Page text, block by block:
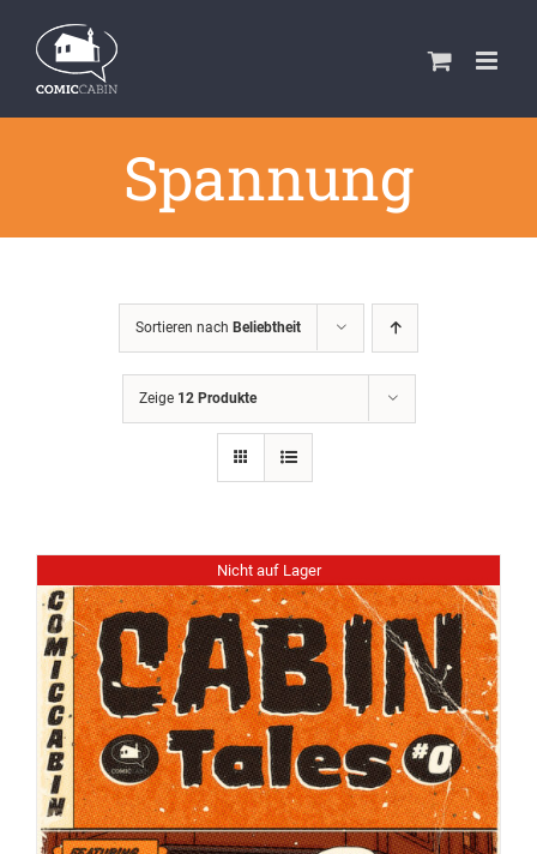
Inhalt
springen
Spannung
Sortieren nach Beliebtheit
Zeige 12 Produkte
Nicht auf Lager